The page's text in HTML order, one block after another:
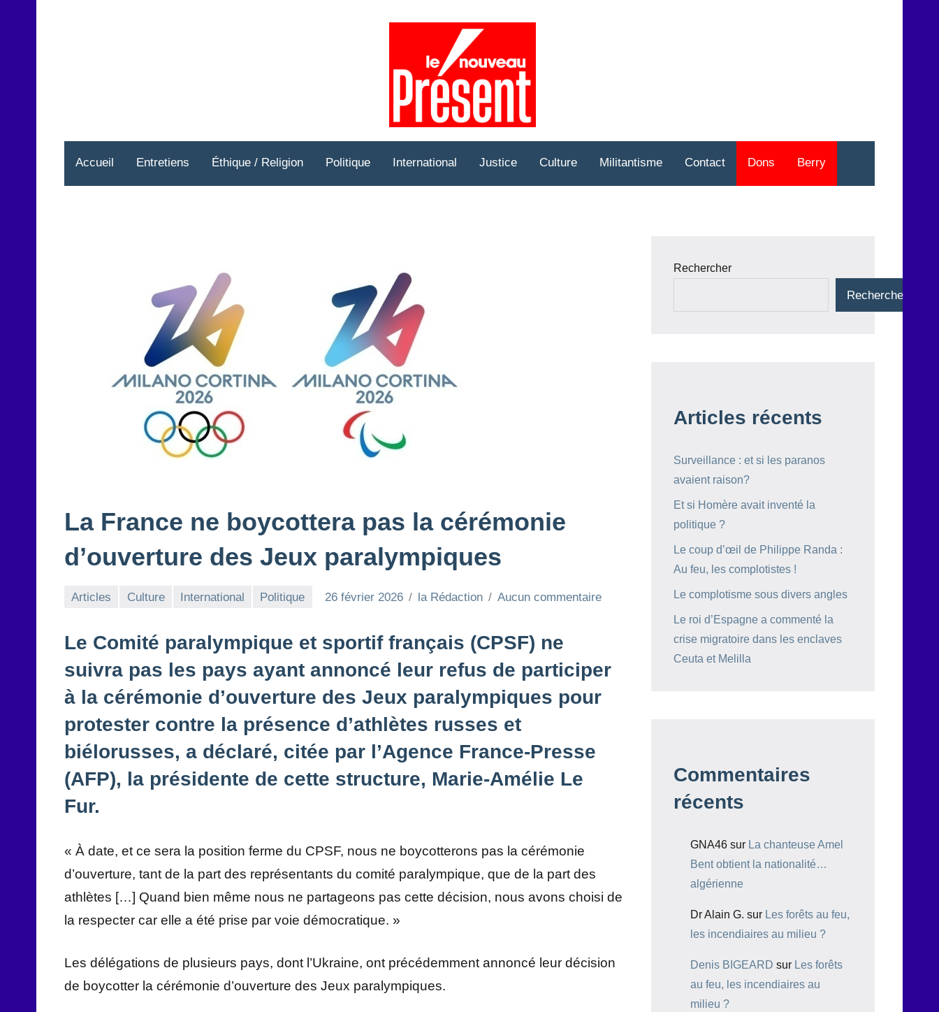
Accueil Entretiens Éthique / Religion Politique International Justice Culture Militantisme Contact Dons Berry
La France ne boycottera pas la cérémonie
d’ouverture des Jeux paralympiques
Articles Culture International Politique 26 février 2026 la Rédaction Aucun commentaire
Le Comité paralympique et sportif français (CPSF) ne
suivra pas les pays ayant annoncé leur refus de participer
à la cérémonie d’ouverture des Jeux paralympiques pour
protester contre la présence d’athlètes russes et
biélorusses, a déclaré, citée par l’Agence France-Presse
(AFP), la présidente de cette structure, Marie-Amélie Le
Fur.
« À date, et ce sera la position ferme du CPSF, nous ne boycotterons pas la cérémonie
d’ouverture, tant de la part des représentants du comité paralympique, que de la part des
athlètes […] Quand bien même nous ne partageons pas cette décision, nous avons choisi de
la respecter car elle a été prise par voie démocratique. »
Les délégations de plusieurs pays, dont l’Ukraine, ont précédemment annoncé leur décision
de boycotter la cérémonie d’ouverture des Jeux paralympiques.
Rechercher
Rechercher
Articles récents
Surveillance : et si les paranos
avaient raison?
Et si Homère avait inventé la
politique ?
Le coup d’œil de Philippe Randa :
Au feu, les complotistes !
Le complotisme sous divers angles
Le roi d’Espagne a commenté la
crise migratoire dans les enclaves
Ceuta et Melilla
Commentaires
récents
GNA46 sur La chanteuse Amel
Bent obtient la nationalité…
algérienne
Dr Alain G. sur Les forêts au feu,
les incendiaires au milieu ?
Denis BIGEARD sur Les forêts
au feu, les incendiaires au
milieu ?